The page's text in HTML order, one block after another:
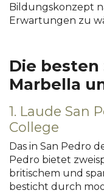
Bildungskonzept
Erwartungen zu
Die besten
Marbella
1. Laude San
College
Das in San Pedro
Pedro bietet
britischem und
besticht durch